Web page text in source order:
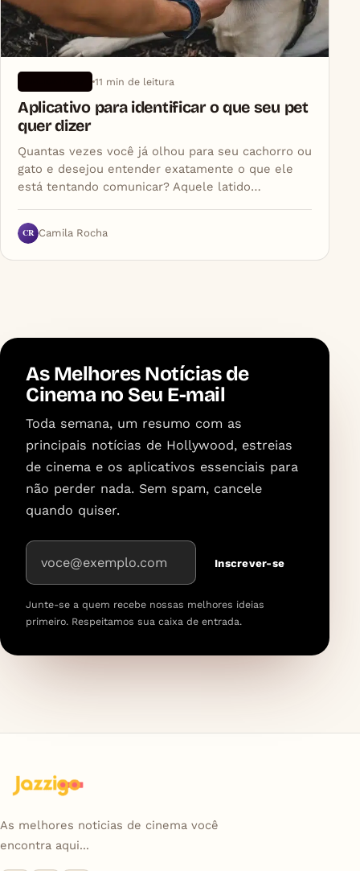
11 min de leitura
Aplicativo para identificar o que seu pet
quer dizer
Quantas vezes você já olhou para seu cachorro ou
gato e desejou entender exatamente o que ele
está tentando comunicar? Aquele latido…
CR Camila Rocha
As Melhores Notícias de
Cinema no Seu E-mail
Toda semana, um resumo com as
principais notícias de Hollywood, estreias
de cinema e os aplicativos essenciais para
não perder nada. Sem spam, cancele
quando quiser.
Endereço de e-mail
Inscrever-se
Junte-se a quem recebe nossas melhores ideias
primeiro. Respeitamos sua caixa de entrada.
As melhores noticias de cinema você
encontra aqui...